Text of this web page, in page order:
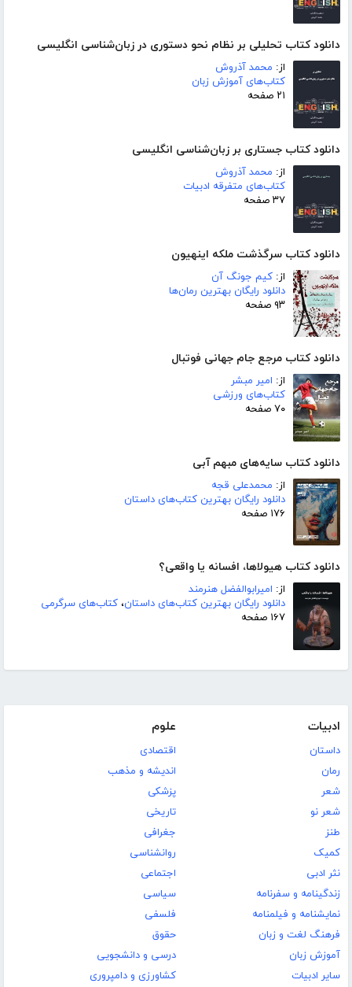
دانلود کتاب تحلیلی بر نظام نحو دستوری در زبان‌شناسی انگلیسی
از: محمد آذروش
کتاب‌های آموزش زبان
۲۱ صفحه
دانلود کتاب جستاری بر زبان‌شناسی انگلیسی
از: محمد آذروش
کتاب‌های متفرقه ادبیات
۳۷ صفحه
دانلود کتاب سرگذشت ملکه اینهیون
از: کیم جونگ آن
دانلود رایگان بهترین رمان‌ها
۹۳ صفحه
دانلود کتاب مرجع جام جهانی فوتبال
از: امیر مبشر
کتاب‌های ورزشی
۷۰ صفحه
دانلود کتاب سایه‌های مبهم آبی
از: محمدعلی قجه
دانلود رایگان بهترین کتاب‌های داستان
۱۷۶ صفحه
دانلود کتاب هیولاها، افسانه یا واقعی؟
از: امیرابوالفضل هنرمند
دانلود رایگان بهترین کتاب‌های داستان، کتاب‌های سرگرمی
۱۶۷ صفحه
ادبیات
داستان
رمان
شعر
شعر نو
طنز
کمیک
نثر ادبی
زندگینامه و سفرنامه
نمایشنامه و فیلمنامه
فرهنگ لغت و زبان
آموزش زبان
سایر ادبیات
علوم
اقتصادی
اندیشه و مذهب
پزشکی
تاریخی
جغرافی
روانشناسی
اجتماعی
سیاسی
فلسفی
حقوق
درسی و دانشجویی
کشاورزی و دامپروری